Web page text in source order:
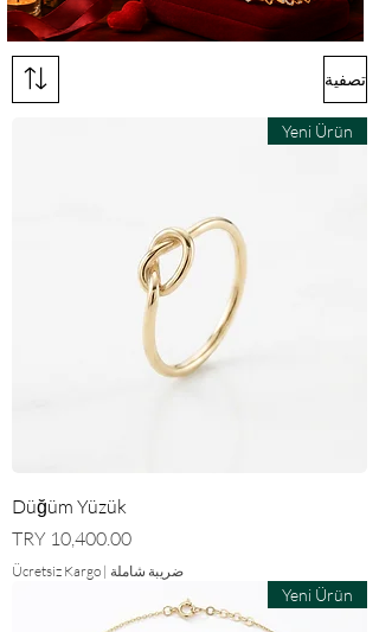
تصفية
Yeni Ürün
Düğüm Yüzük
السعر
ضريبة شاملة |
Ücretsiz Kargo
Yeni Ürün